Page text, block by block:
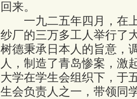
回来。
一九二五年四月，在上
纱厂的三万多工人举行了
树德秉承日本人的旨意，
人，制造了青岛惨案，激
大学在学生会组织下，于
生会负责人之一，带领同